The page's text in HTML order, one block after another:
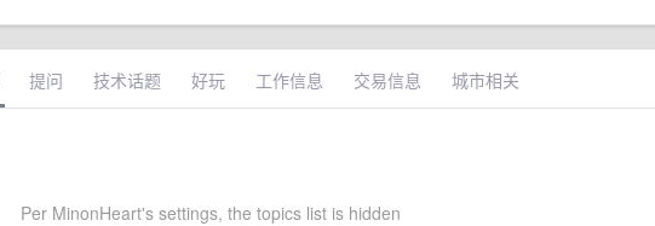
提问 技术话题 好玩 工作信息 交易信息 城市相关
Per MinonHeart's settings, the topics list is hidden